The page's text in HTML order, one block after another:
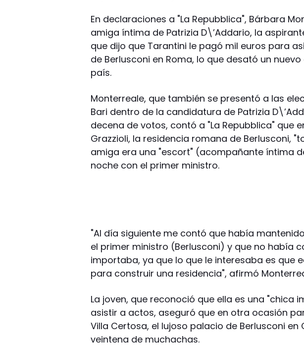
En declaraciones a "La Repubblica", Bárbara
amiga íntima de Patrizia D\’Addario, la
que dijo que Tarantini le pagó mil euros para
de Berlusconi en Roma, lo que desató un
país.
Monterreale, que también se presentó a las
Bari dentro de la candidatura de Patrizia
decena de votos, contó a "La Repubblica" que
Grazzioli, la residencia romana de Berlusconi,
amiga era una "escort" (acompañante íntima
noche con el primer ministro.
"Al día siguiente me contó que había
el primer ministro (Berlusconi) y que no había
importaba, ya que lo que le interesaba es que
para construir una residencia", afirmó
La joven, que reconoció que ella es una "chica
asistir a actos, aseguró que en otra ocasión
Villa Certosa, el lujoso palacio de Berlusconi en
veintena de muchachas.